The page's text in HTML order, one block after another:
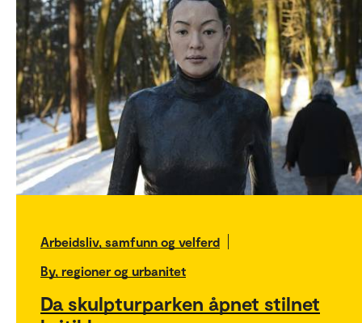
Arbeidsliv, samfunn og velferd
By, regioner og urbanitet
Da skulpturparken åpnet stilnet